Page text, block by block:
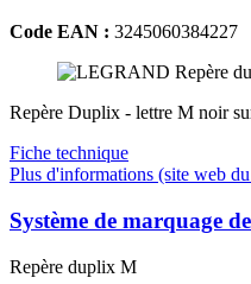
Code EAN : 3245060384227
Repère Duplix - lettre M noir
Fiche technique
Plus d'informations (site web
Système de marquage
Repère duplix M